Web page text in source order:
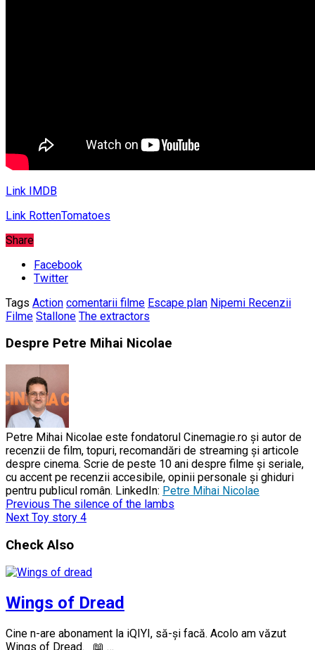
Link IMDB
Link RottenTomatoes
Share
Facebook
Twitter
Tags Action comentarii filme Escape plan Nipemi Recenzii
Filme Stallone The extractors
Despre Petre Mihai Nicolae
Petre Mihai Nicolae este fondatorul Cinemagie.ro și autor de
recenzii de film, topuri, recomandări de streaming și articole
despre cinema. Scrie de peste 10 ani despre filme și seriale,
cu accent pe recenzii accesibile, opinii personale și ghiduri
pentru publicul român. LinkedIn: Petre Mihai Nicolae
Previous The silence of the lambs
Next Toy story 4
Check Also
Wings of Dread
Cine n-are abonament la iQIYI, să-și facă. Acolo am văzut
Wings of Dread. 📖 …